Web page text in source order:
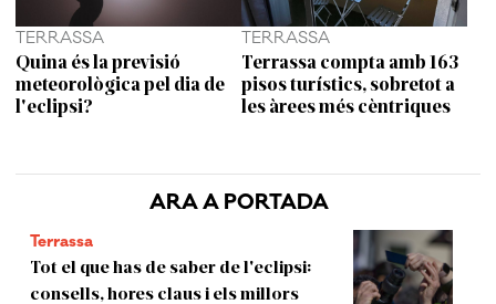
ARA A PORTADA
Terrassa
Tot el que has de saber de l'eclipsi:
consells, hores claus i els millors
TERRASSA
Quina és la previsió
meteorològica pel dia de
l'eclipsi?
TERRASSA
Terrassa compta amb 163
pisos turístics, sobretot a
les àrees més cèntriques